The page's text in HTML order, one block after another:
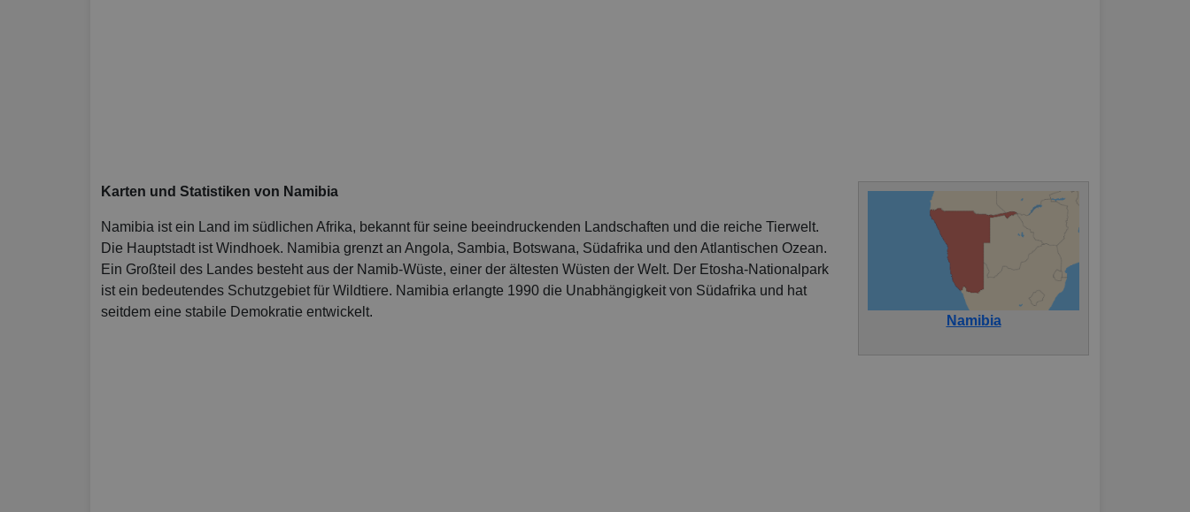
Karten und Statistiken von Namibia
Namibia ist ein Land im südlichen Afrika, bekannt für seine beeindruckenden Landschaften und die reiche Tierwelt.
Die Hauptstadt ist Windhoek. Namibia grenzt an Angola, Sambia, Botswana, Südafrika und den Atlantischen Ozean.
Ein Großteil des Landes besteht aus der Namib-Wüste, einer der ältesten Wüsten der Welt. Der Etosha-Nationalpark
ist ein bedeutendes Schutzgebiet für Wildtiere. Namibia erlangte 1990 die Unabhängigkeit von Südafrika und hat
seitdem eine stabile Demokratie entwickelt.
Namibia